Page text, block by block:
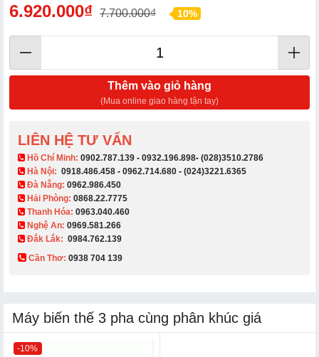
6.920.000₫ 7.700.000₫ 10%
Thêm vào giỏ hàng
(Mua online giao hàng tận tay)
LIÊN HỆ TƯ VẤN
​ Hồ Chí Minh: 0902.787.139 - 0932.196.898- (028)3510.2786
Hà Nội: 0918.486.458 - 0962.714.680 - (024)3221.6365
Đà Nẵng: 0962.986.450
Hải Phòng: 0868.22.7775
Thanh Hóa: 0963.040.460
Nghệ An: 0969.581.266
Đắk Lắk: 0984.762.139
Cần Thơ: 0938 704 139​
Máy biến thế 3 pha cùng phân khúc giá
-10%